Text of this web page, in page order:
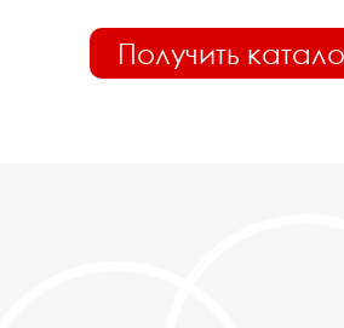
Получить